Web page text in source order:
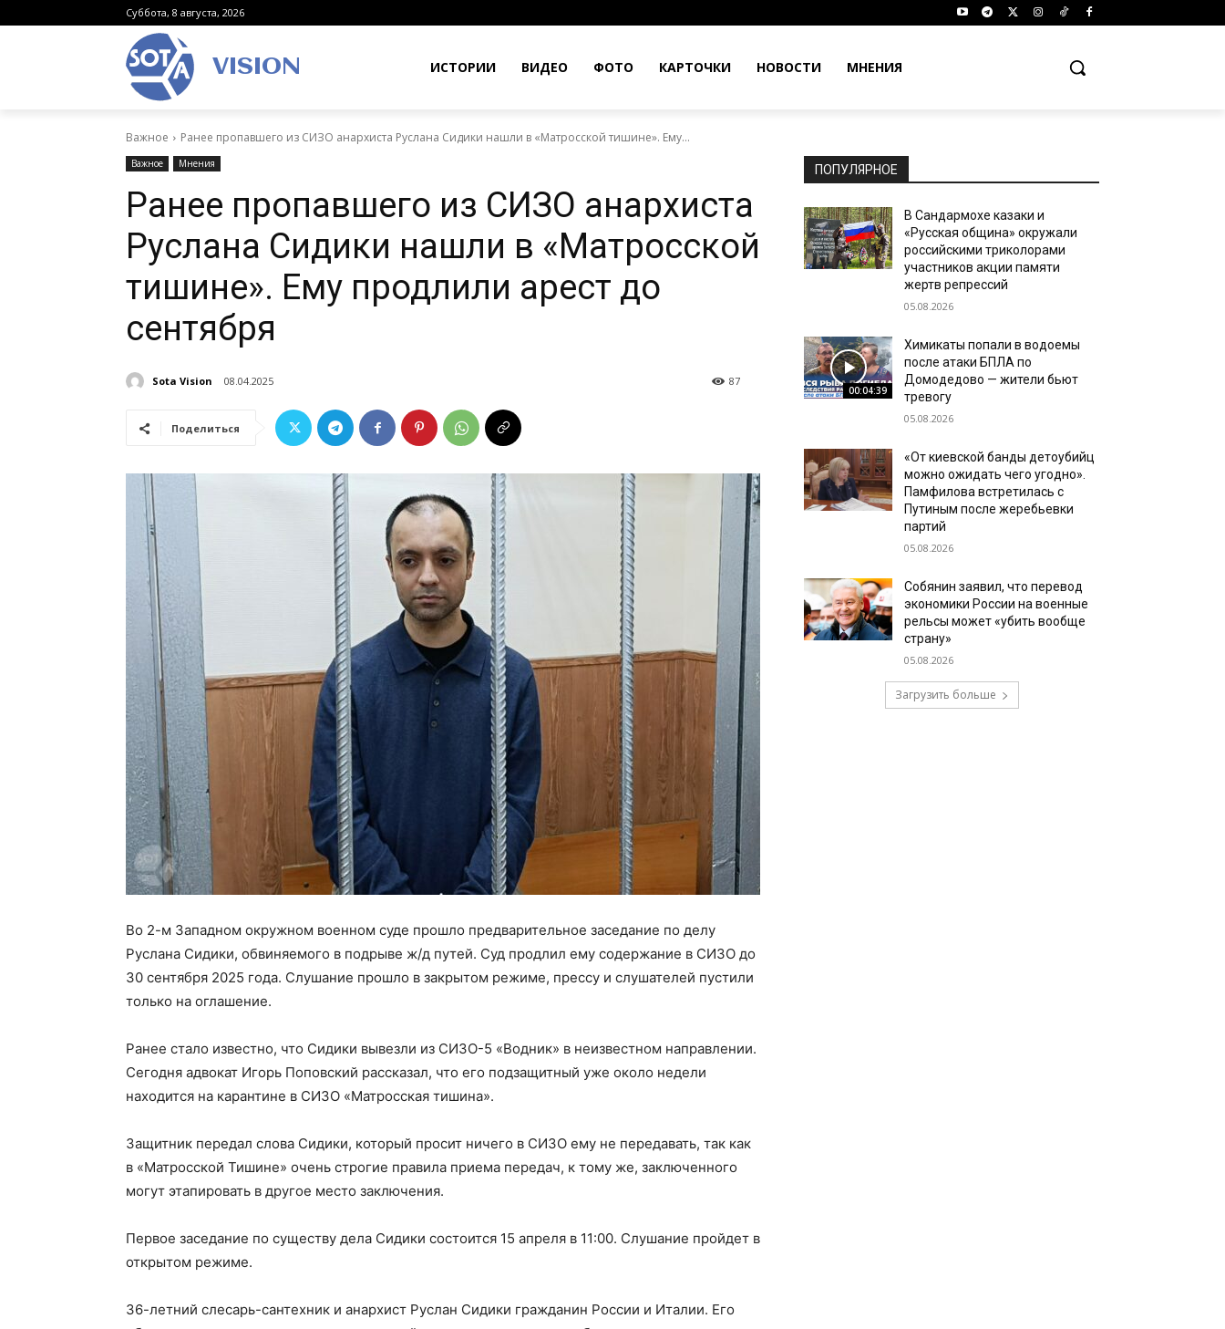
Суббота, 8 августа, 2026
VISION ИСТОРИИ ВИДЕО ФОТО КАРТОЧКИ НОВОСТИ МНЕНИЯ
Важное Ранее пропавшего из СИЗО анархиста Руслана Сидики нашли в «Матросской тишине». Ему...
Важное Мнения
Ранее пропавшего из СИЗО анархиста
Руслана Сидики нашли в «Матросской
тишине». Ему продлили арест до
сентября
Sota Vision 08.04.2025 87
Поделиться
Во 2-м Западном окружном военном суде прошло предварительное заседание по делу
Руслана Сидики, обвиняемого в подрыве ж/д путей. Суд продлил ему содержание в СИЗО до
30 сентября 2025 года. Слушание прошло в закрытом режиме, прессу и слушателей пустили
только на оглашение.
Ранее стало известно, что Сидики вывезли из СИЗО-5 «Водник» в неизвестном направлении.
Сегодня адвокат Игорь Поповский рассказал, что его подзащитный уже около недели
находится на карантине в СИЗО «Матросская тишина».
Защитник передал слова Сидики, который просит ничего в СИЗО ему не передавать, так как
в «Матросской Тишине» очень строгие правила приема передач, к тому же, заключенного
могут этапировать в другое место заключения.
Первое заседание по существу дела Сидики состоится 15 апреля в 11:00. Слушание пройдет в
открытом режиме.
36-летний слесарь-сантехник и анархист Руслан Сидики гражданин России и Италии. Его
ПОПУЛЯРНОЕ
В Сандармохе казаки и
«Русская община» окружали
российскими триколорами
участников акции памяти
жертв репрессий
05.08.2026
00:04:39
Химикаты попали в водоемы
после атаки БПЛА по
Домодедово — жители бьют
тревогу
05.08.2026
«От киевской банды детоубийц
можно ожидать чего угодно».
Памфилова встретилась с
Путиным после жеребьевки
партий
05.08.2026
Собянин заявил, что перевод
экономики России на военные
рельсы может «убить вообще
страну»
05.08.2026
Загрузить больше